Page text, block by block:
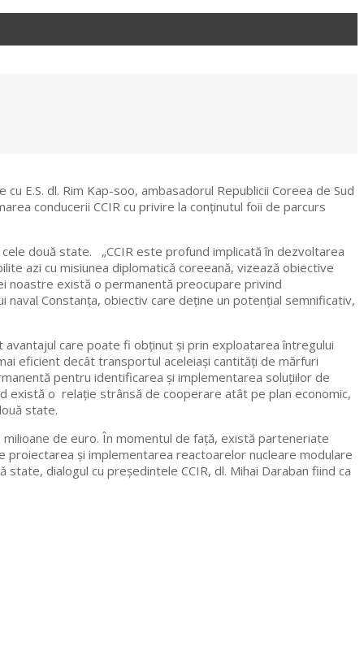
E.S. dl. Rim Kap-soo, ambasadorul Republicii Coreea de Sud
conducerii CCIR cu privire la conținutul foii de parcurs
două state. „CCIR este profund implicată în dezvoltarea
azi cu misiunea diplomatică coreeană, vizează obiective
noastre există o permanentă preocupare privind
Constanța, obiectiv care deține un potențial semnificativ,
care poate fi obținut și prin exploatarea întregului
eficient decât transportul aceleiași cantități de mărfuri
pentru identificarea și implementarea soluțiilor de
există o relație strânsă de cooperare atât pe plan economic,
state.
de euro. În momentul de față, există parteneriate
proiectarea și implementarea reactoarelor nucleare modulare
dialogul cu președintele CCIR, dl. Mihai Daraban fiind ca